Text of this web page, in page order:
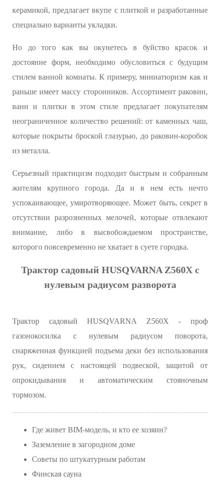
керамикой, предлагает вкупе с плиткой и разработанные
специально варианты укладки.
Но до того как вы окунетесь в буйство красок и
достояние форм, необходимо обусловиться с будущим
стилем ванной комнаты. К примеру, миниатюризм как и
раньше имеет массу сторонников. Ассортимент раковин,
ванн и плитки в этом стиле предлагает покупателям
неограниченное количество решений: от каменных чаш,
которые покрыты броской глазурью, до раковин-коробок
из металла.
Серьезный практицизм подходит быстрым и собранным
жителям крупного города. Да и в нем есть нечто
успокаивающее, умиротворяющее. Может быть, секрет в
отсутствии разрозненных мелочей, которые отвлекают
внимание, либо в высвобождаемом пространстве,
которого повсевременно не хватает в суете городка.
Трактор садовый HUSQVARNA Z560X с
нулевым радиусом разворота
Трактор садовый HUSQVARNA Z560X - проф
газонокосилка с нулевым радиусом поворота,
снаряженная функцией подъема деки без использования
рук, сидением с настоящей подвеской, защитой от
опрокидывания и автоматическим стояночным
тормозом.
Где живет BIM-модель, и кто ее хозяин?
Заземление в загородном доме
Советы по штукатурным работам
Финская сауна